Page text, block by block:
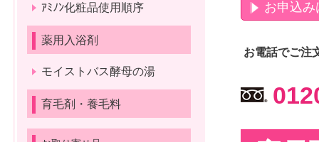
お申込
お電話でご注
ｱﾐﾉﾝ化粧品使用順序
薬用入浴剤
モイストバス酵母の湯
育毛剤・養毛料